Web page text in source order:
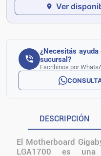
Ver
¿Necesitás
sucursal?
Escribinos por
DESCRIPCIÓN
El Motherboard
LGA1700 es